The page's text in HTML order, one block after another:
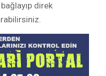
direk